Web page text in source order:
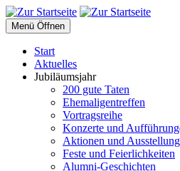
Menü Öffnen
Start
Aktuelles
Jubiläumsjahr
200 gute Taten
Ehemaligentreffen
Vortragsreihe
Konzerte und
Aktionen und
Feste und Feierlichkeiten
Alumni-Geschichten